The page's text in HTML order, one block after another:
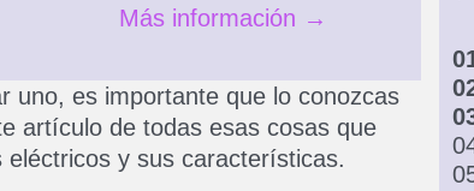
Más información →
uno, es importante que lo conozcas
artículo de todas esas cosas que
y sus características.